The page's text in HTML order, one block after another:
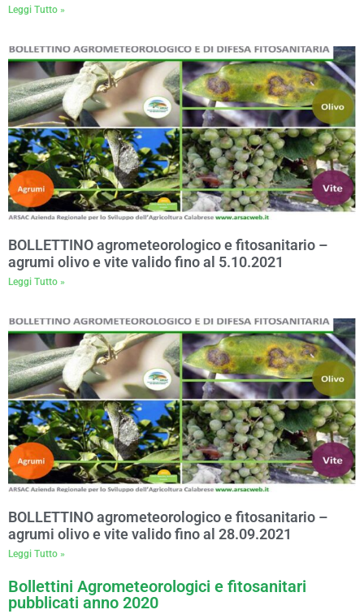
Leggi Tutto »
BOLLETTINO agrometeorologico e fitosanitario –
agrumi olivo e vite valido fino al 5.10.2021
Leggi Tutto »
BOLLETTINO agrometeorologico e fitosanitario –
agrumi olivo e vite valido fino al 28.09.2021
Leggi Tutto »
Bollettini Agrometeorologici e fitosanitari
pubblicati anno 2020